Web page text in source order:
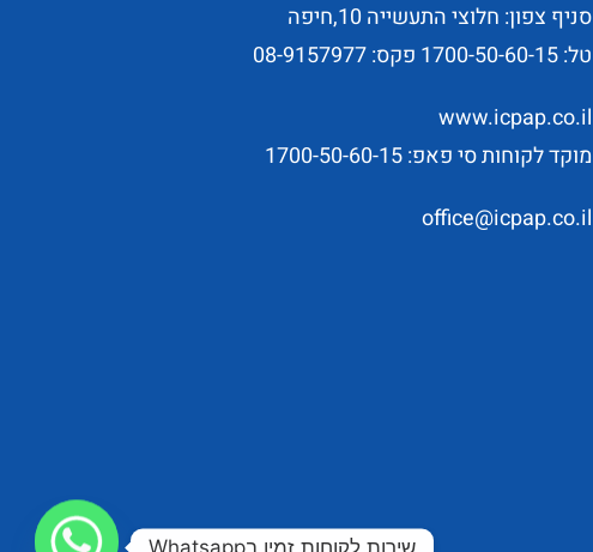
סניף צפון: חלוצי התעשייה 10,חיפה
טל:1700-50-60-15 פקס: 08-9157977
www.icpap.co.il
מוקד לקוחות סי פאפ: 1700-50-60-15
office@icpap.co.il
שירות לקוחות זמין בWhatsapp